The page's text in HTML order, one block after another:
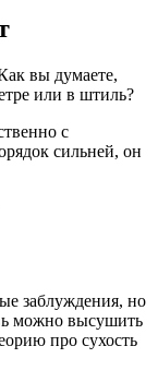
вы думаете,
или в штиль?
с
сильней, он
заблуждения, но
можно высушить
про сухость